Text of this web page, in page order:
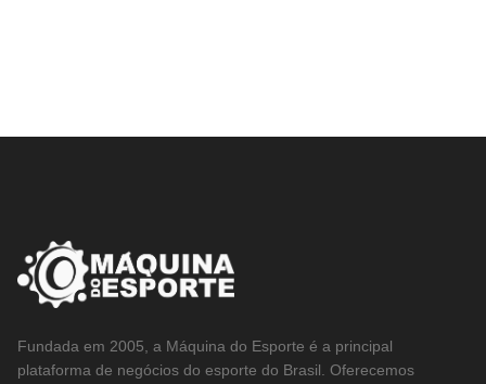
Fundada em 2005, a Máquina do Esporte é a principal
plataforma de negócios do esporte do Brasil. Oferecemos